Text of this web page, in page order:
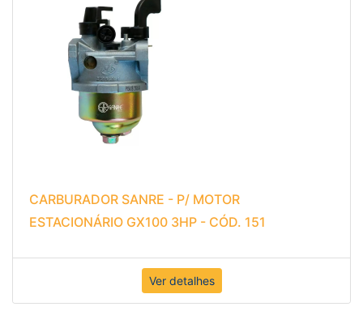
CARBURADOR SANRE - P/ MOTOR
ESTACIONÁRIO GX100 3HP - CÓD. 151
Ver detalhes